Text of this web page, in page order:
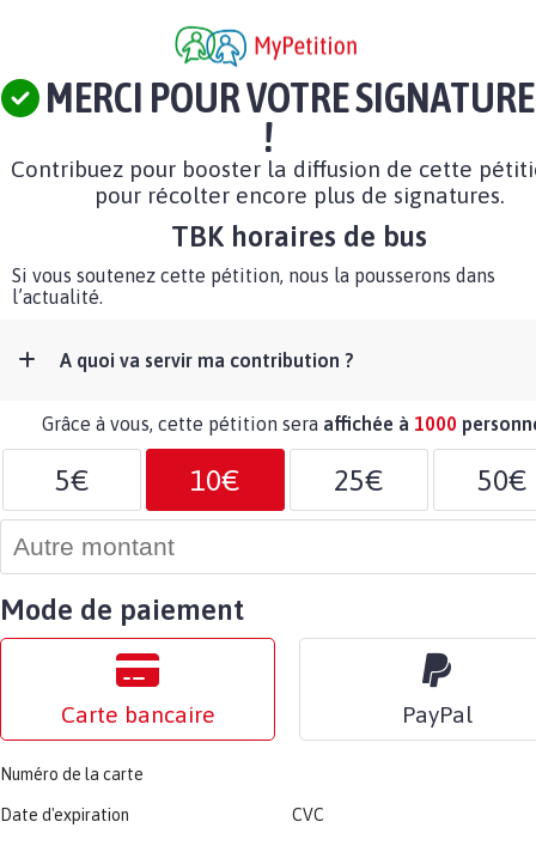
MERCI POUR VOTRE SIGNATURE
!
Contribuez pour booster la diffusion de cette
pour récolter encore plus de signatures.
TBK horaires de bus
Si vous soutenez cette pétition, nous la pousserons dans
l’actualité.
A quoi va servir ma contribution ?
Grâce à vous, cette pétition sera affichée à 1000
5€ 10€ 25€ 50€
Mode de paiement
Carte bancaire PayPal
Numéro de la carte
Date d'expiration CVC